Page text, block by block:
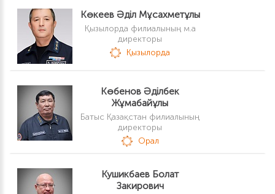
Көкеев Әділ Мұсахметұлы
Қызылорда филиалының м.а
директоры
Қызылорда
Көбенов Әділбек
Жұмабайұлы
Батыс Қазақстан филиалының
директоры
Орал
Кушикбаев Болат
Закирович